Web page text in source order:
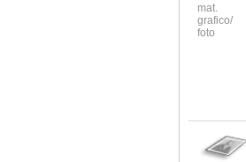
mat.
grafico/
foto